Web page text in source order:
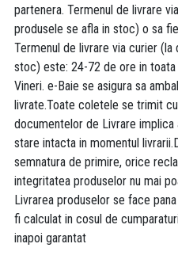
partenera. Termenul de livrare
produsele se afla in stoc) o sa
Termenul de livrare via curier
stoc) este: 24-72 de ore in
Vineri. e-Baie se asigura sa
livrate.Toate coletele se trimit
documentelor de Livrare
stare intacta in momentul
semnatura de primire, orice
integritatea produselor nu mai
Livrarea produselor se face
fi calculat in cosul de
inapoi garantat